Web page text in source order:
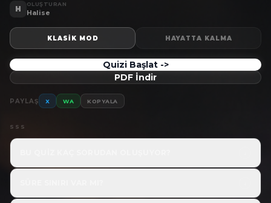
H OLUŞTURAN
Halise
KLASIK MOD HAYATTA KALMA
Quizi Başlat ->
PDF İndir
PAYLAŞ X WA KOPYALA
SSS